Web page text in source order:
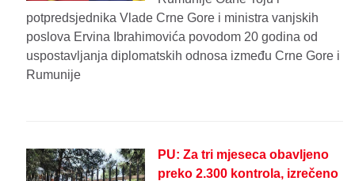
potpredsjednika Vlade Crne Gore i ministra vanjskih
poslova Ervina Ibrahimovića povodom 20 godina od
uspostavljanja diplomatskih odnosa između Crne Gore i
Rumunije
PU: Za tri mjeseca obavljeno
preko 2.300 kontrola, izrečeno